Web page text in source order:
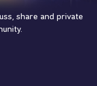
share and private